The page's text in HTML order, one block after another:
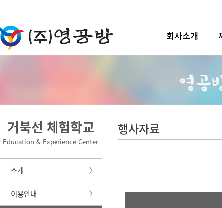
회사소개
거북선 체험학교
Education & Experience Center
소개
이용안내
행사자료